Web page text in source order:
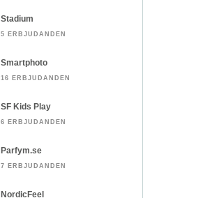
Stadium
5 ERBJUDANDEN
Smartphoto
16 ERBJUDANDEN
SF Kids Play
6 ERBJUDANDEN
Parfym.se
7 ERBJUDANDEN
NordicFeel